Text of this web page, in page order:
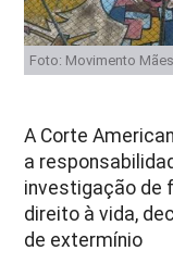
Foto: Movimento
A Corte
a
investigação de
direito à vida,
de extermínio